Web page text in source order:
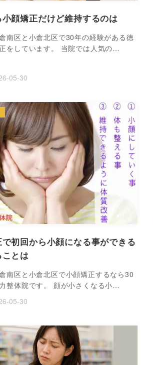
顔矯正だけど維持するのは
南区と小倉北区で30年の経験がある徳
をしています。 当院では人気の…
05-30
初回から小顔になる事ができる
とは
南区と小倉北区で小顔矯正するなら30
整体院です。 顔が小さくなる小…
05-30